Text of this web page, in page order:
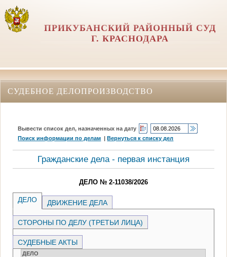
ПРИКУБАНСКИЙ РАЙОННЫЙ СУД
Г. КРАСНОДАРА
СУДЕБНОЕ ДЕЛОПРОИЗВОДСТВО
Вывести список дел, назначенных на дату
Поиск информации по делам |Вернуться к списку дел
Гражданские дела - первая инстанция
ДЕЛО № 2-11038/2026
ДЕЛО ДВИЖЕНИЕ ДЕЛА
СТОРОНЫ ПО ДЕЛУ (ТРЕТЬИ ЛИЦА)
СУДЕБНЫЕ АКТЫ
ДЕЛО